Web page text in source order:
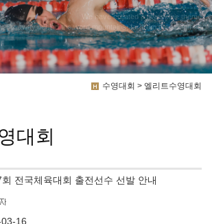
We have created a awesome theme
far away,behind the word mountains, far from the countries
수영대회 > 엘리트수영대회
대회
전국체육대회 출전선수 선발 안내
16